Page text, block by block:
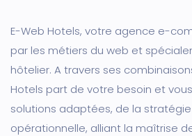
E-Web Hotels, votre agence e-
par les métiers du web et
hôtelier. A travers ses
Hotels part de votre besoin et
solutions adaptées, de la stratégie
opérationnelle, alliant la maîtrise